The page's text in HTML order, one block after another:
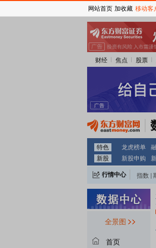
财经 焦点 股票
特色 龙虎榜单
新股
新股申购
行情中心 指数
全景图
首页
网站首页 加收藏 移动客